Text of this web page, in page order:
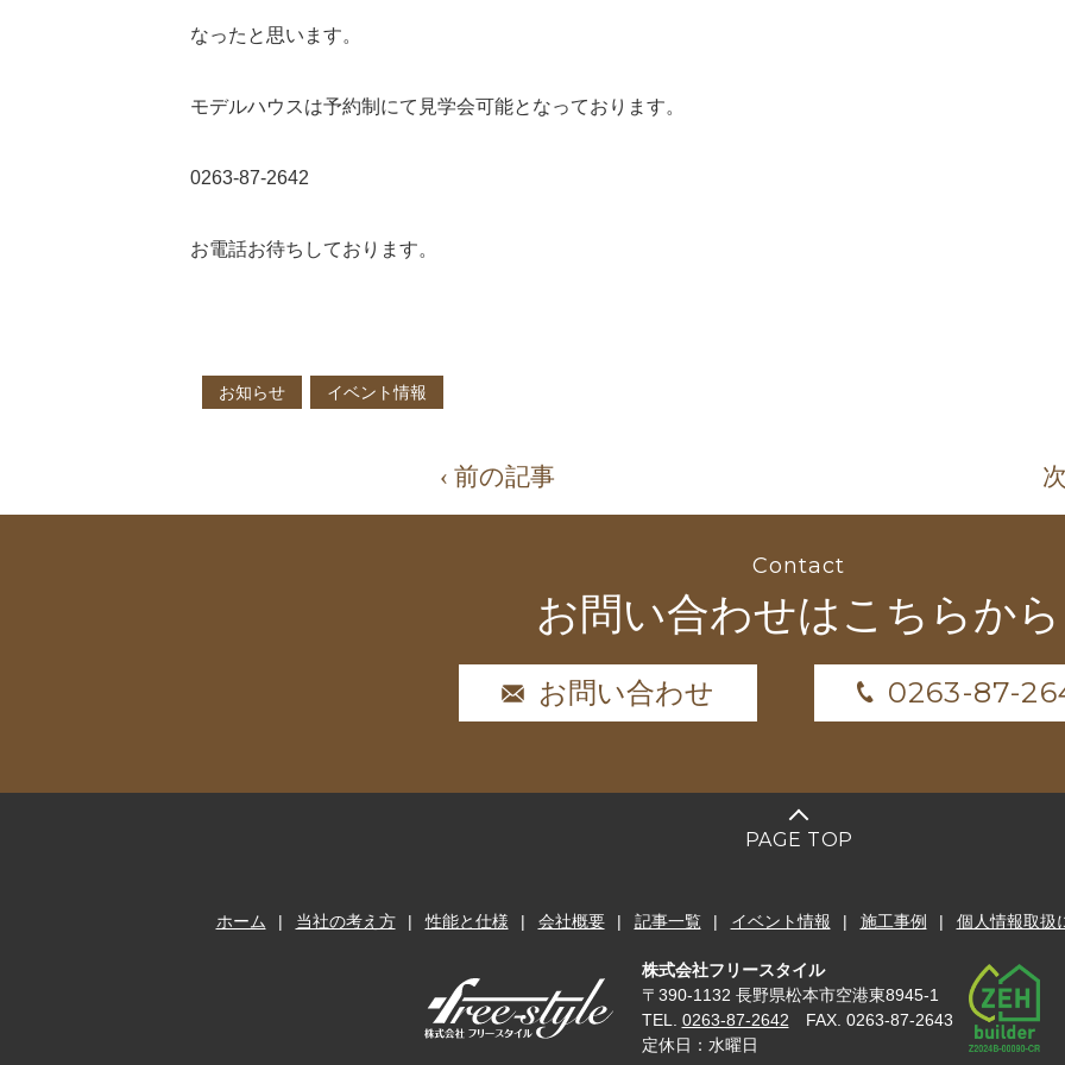
なったと思います。
モデルハウスは予約制にて見学会可能となっております。
0263-87-2642
お電話お待ちしております。
お知らせ イベント情報
‹ 前の記事
Contact
お問い合わせはこちらから
お問い合わせ 0263-87-
PAGE TOP
ホーム 当社の考え方 性能と仕様 会社概要 記事一覧 イベント情報 施工事例 個人情報取扱
株式会社フリースタイル
〒390-1132 長野県松本市空港東8945-1
TEL. 0263-87-2642 FAX. 0263-87-2643
定休日：水曜日